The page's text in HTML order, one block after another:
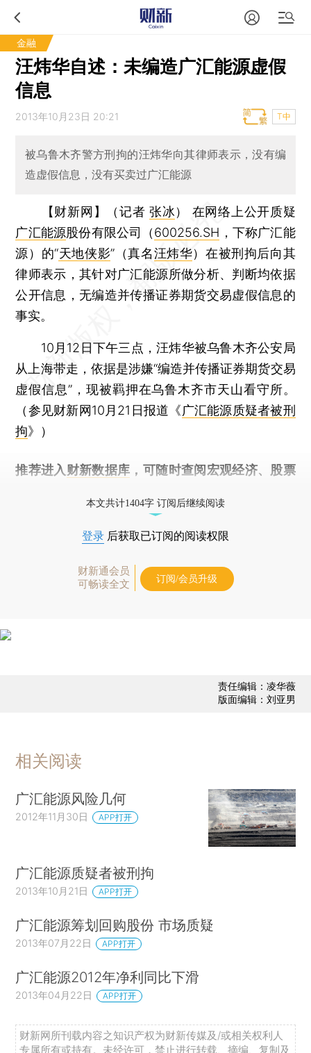
金融
汪炜华自述：未编造广汇能源虚假
信息
2013年10月23日 20:21 T中
被乌鲁木齐警方刑拘的汪炜华向其律师表示，没有编
造虚假信息，没有买卖过广汇能源
【财新网】（记者张冰）
在网络上公开质疑
广汇能源股份有限公司（600256.SH ，下称广汇能
源）的“天地侠影”（真名汪炜华）在被刑拘后向其
律师表示，其针对广汇能源所做分析、判断均依据
公开信息，无编造并传播证券期货交易虚假信息的
事实。
10月12日下午三点，汪炜华被乌鲁木齐公安局
从上海带走，依据是涉嫌“编造并传播证券期货交易
虚假信息”，现被羁押在乌鲁木齐市天山看守所。
（参见财新网10月21日报道《广汇能源质疑者被刑
拘》）
推荐进入 财新数据库 ，可随时查阅宏观经济、股票
本文共计1404字 订阅后继续阅读
登录 后获取已订阅的阅读权限
财新通会员
可畅读全文
订阅/会员升级
责任编辑：凌华薇
版面编辑：刘亚男
相关阅读
广汇能源风险几何
2012年11月30日 APP打开
广汇能源质疑者被刑拘
2013年10月21日 APP打开
广汇能源筹划回购股份 市场质疑
2013年07月22日 APP打开
广汇能源2012年净利同比下滑
2013年04月22日 APP打开
财新网所刊载内容之知识产权为财新传媒及/或相关权利人
专属所有或持有。未经许可，禁止进行转载、摘编、复制及